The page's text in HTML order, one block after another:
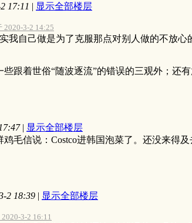
17:11 | 显示全部楼层
2020-3-2 14:25
我自己做是为了克服那点对别人做的不放
些跟着世俗“随波逐流”的错误的三观外；还
| 显示全部楼层
鸡毛信说：Costco进韩国泡菜了。还没来得及
2 18:39 | 显示全部楼层
3-2 16:11